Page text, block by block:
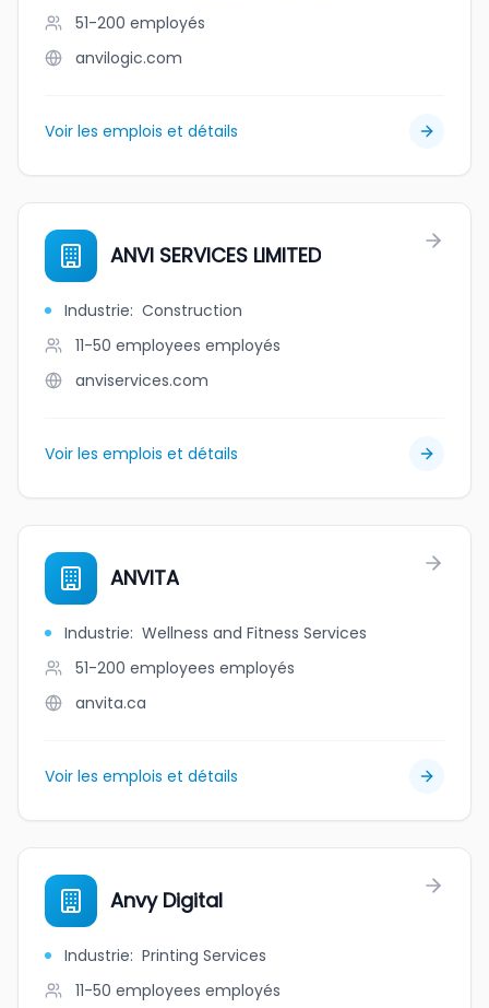
51-200 employés
anvilogic.com
Voir les emplois et détails
ANVI SERVICES LIMITED
Industrie: Construction
11-50 employees employés
anviservices.com
Voir les emplois et détails
ANVITA
Industrie: Wellness and Fitness Services
51-200 employees employés
anvita.ca
Voir les emplois et détails
Anvy Digital
Industrie: Printing Services
11-50 employees employés